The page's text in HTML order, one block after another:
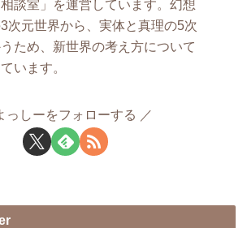
談室」を運営しています。幻想
次元世界から、実体と真理の5次
ため、新世界の考え方について
います。
っしーをフォローする